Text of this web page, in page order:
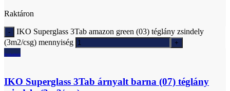
Raktáron
IKO Superglass 3Tab amazon green (03) téglány zsindely
(3m2/csg) mennyiség
Ajánlatkérés
IKO Superglass 3Tab árnyalt barna (07) téglány